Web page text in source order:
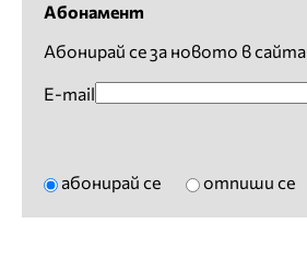
Абонамент
Абонирай се за новото в сайта
E-mail
абонирай се отпиши се